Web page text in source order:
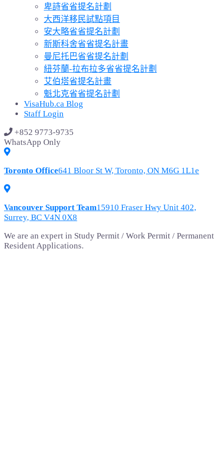
卑詩省省提名計劃
大西洋移民試點項目
安大略省省提名計劃
新斯科舍省省提名計畫
曼尼托巴省省提名計劃
紐芬蘭-拉布拉多省省提名計劃
艾伯塔省提名計畫
魁北克省省提名計劃
VisaHub.ca Blog
Staff Login
+852 9773-9735
WhatsApp Only
Toronto Office641 Bloor St W, Toronto, ON M6G 1L1e
Vancouver Support Team15910 Fraser Hwy Unit 402,
Surrey, BC V4N 0X8
We are an expert in Study Permit / Work Permit / Permanent
Resident Applications.